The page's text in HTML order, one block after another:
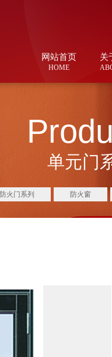
网站首页
HOME
关
单元门
防火门系列 防火窗